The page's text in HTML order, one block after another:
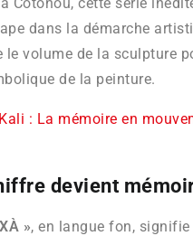
dans la démarche
le volume de la sculpture
de la peinture.
Kali : La mémoire en
devient
», en langue fon,